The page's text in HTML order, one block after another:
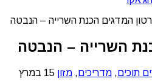
המדגים הכנת השרייה – הנבטה
השרייה – הנבטה
תוכים, מדריכים, מזון
15 במרץ